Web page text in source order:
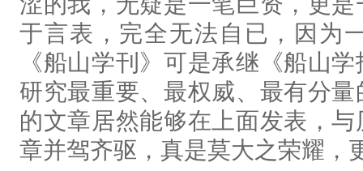
于言表，完全无法自已，因为
《船山学刊》可是承继《船山
研究最重要、最权威、最有分
的文章居然能够在上面发表，
章并驾齐驱，真是莫大之荣耀，